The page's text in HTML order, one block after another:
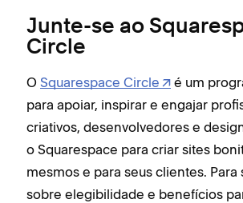
Junte-se ao
Circle
O Squarespace Circle
é um
para apoiar, inspirar e engajar
criativos, desenvolvedores e
o Squarespace para criar sites
mesmos e para seus clientes. Para
sobre elegibilidade e benefícios